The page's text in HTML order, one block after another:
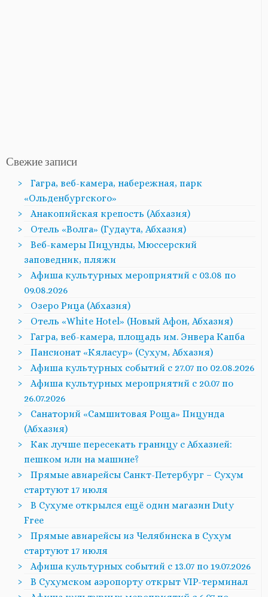
Свежие записи
Гагра, веб-камера, набережная, парк
«Ольденбургского»
Анакопийская крепость (Абхазия)
Отель «Волга» (Гудаута, Абхазия)
Веб-камеры Пицунды, Мюссерский
заповедник, пляжи
Афиша культурных мероприятий с 03.08 по
09.08.2026
Озеро Рица (Абхазия)
Отель «White Hotel» (Новый Афон, Абхазия)
Гагра, веб-камера, площадь им. Энвера Капба
Пансионат «Кяласур» (Сухум, Абхазия)
Афиша культурных событий с 27.07 по 02.08.2026
Афиша культурных мероприятий с 20.07 по
26.07.2026
Санаторий «Самшитовая Роща» Пицунда
(Абхазия)
Как лучше пересекать границу с Абхазией:
пешком или на машине?
Прямые авиарейсы Санкт-Петербург – Сухум
стартуют 17 июля
В Сухуме открылся ещё один магазин Duty
Free
Прямые авиарейсы из Челябинска в Сухум
стартуют 17 июля
Афиша культурных событий с 13.07 по 19.07.2026
В Сухумском аэропорту открыт VIP-терминал